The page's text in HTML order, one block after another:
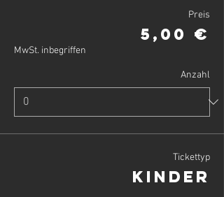
Preis
5,00 €
MwSt. inbegriffen
Anzahl
Tickettyp
Kinder